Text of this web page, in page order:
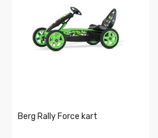
Berg Rally Force kart